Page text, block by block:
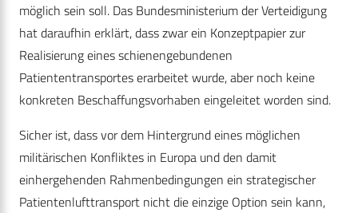
möglich sein soll. Das Bundesministerium der Verteidigung
hat daraufhin erklärt, dass zwar ein Konzeptpapier zur
Realisierung eines schienengebundenen
Patiententransportes erarbeitet wurde, aber noch keine
konkreten Beschaffungsvorhaben eingeleitet worden sind.
Sicher ist, dass vor dem Hintergrund eines möglichen
militärischen Konfliktes in Europa und den damit
einhergehenden ­Rahmenbedingungen ein strategischer
Patientenlufttransport nicht die einzige Option sein kann,